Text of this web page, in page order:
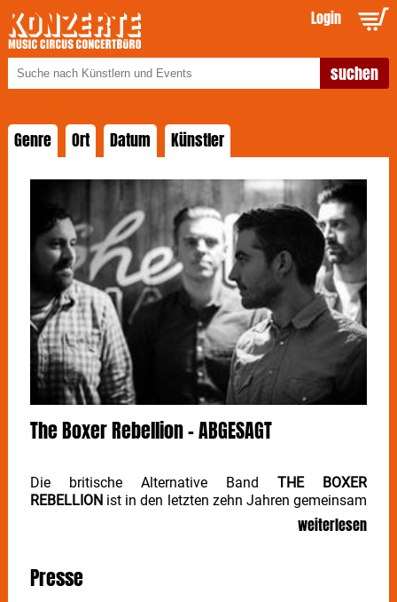
Login
Genre Ort Datum Künstler
The Boxer Rebellion - ABGESAGT
Die britische Alternative BandTHE BOXER
REBELLIONist in den letzten zehn Jahren gemeinsam
durch alle Höhen und Tiefen gegangen. Ihre erste,
selbstbetitelte EP aus dem Jahr 2003 und ein
dem Quartett aus London einen Plattenvertrag ein,
doch die Insolvenz des Labels kurz nach Erscheinen
weiterlesen
Presse